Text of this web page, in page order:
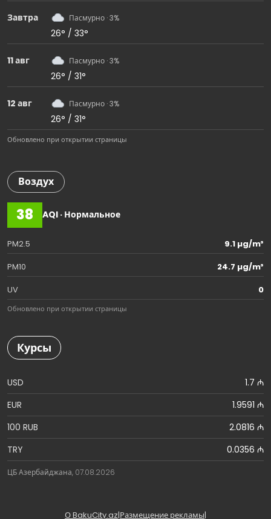
Завтра Пасмурно · 3%
26° / 33°
11 авг Пасмурно · 3%
26° / 31°
12 авг Пасмурно · 3%
26° / 31°
Обновлено при открытии страницы
Воздух
38 AQI · Нормальное
PM2.5
9.1 µg/m³
PM10
24.7 µg/m³
UV
0
Обновлено при открытии страницы
Курсы
USD
1.7 ₼
EUR
1.9591 ₼
100 RUB
2.0816 ₼
TRY
0.0356 ₼
ЦБ Азербайджана, 07.08.2026
О BakuCity.az|Размещение рекламы|